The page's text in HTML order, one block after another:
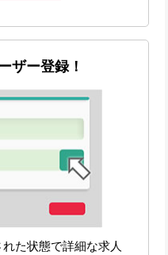
ザー登録！
れた状態で詳細な求人